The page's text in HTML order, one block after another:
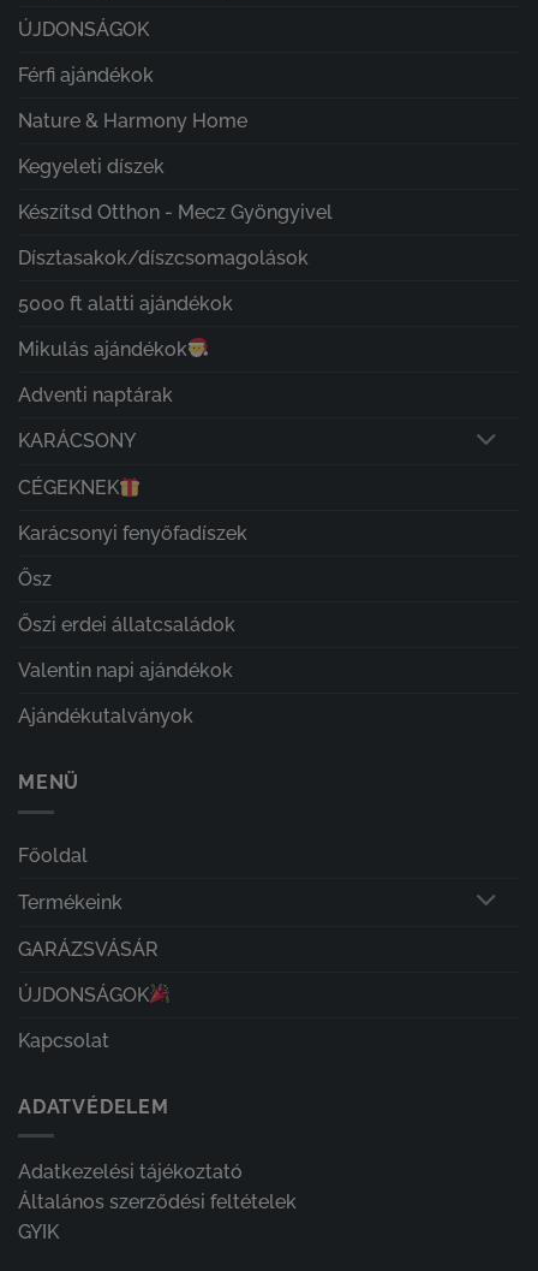
ÚJDONSÁGOK
Férfi ajándékok
Nature & Harmony Home
Kegyeleti díszek
Készítsd Otthon - Mecz Gyöngyivel
Dísztasakok/díszcsomagolások
5000 ft alatti ajándékok
Mikulás ajándékok
Adventi naptárak
KARÁCSONY
CÉGEKNEK
Karácsonyi fenyőfadíszek
Ősz
Őszi erdei állatcsaládok
Valentin napi ajándékok
Ajándékutalványok
MENÜ
Főoldal
Termékeink
GARÁZSVÁSÁR
ÚJDONSÁGOK
Kapcsolat
ADATVÉDELEM
Adatkezelési tájékoztató
Általános szerződési feltételek
GYIK